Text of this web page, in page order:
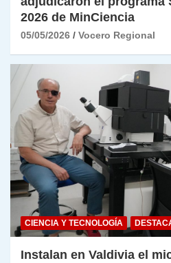
2026 de MinCiencia
05/05/2026 Vocero Regional
CIENCIA Y TECNOLOGÍA
Instalan en Valdivia el